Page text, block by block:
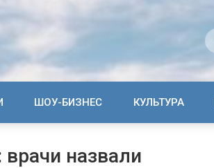
ШОУ-БИЗНЕС КУЛЬТУРА
назвали